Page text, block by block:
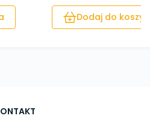
Dodaj do